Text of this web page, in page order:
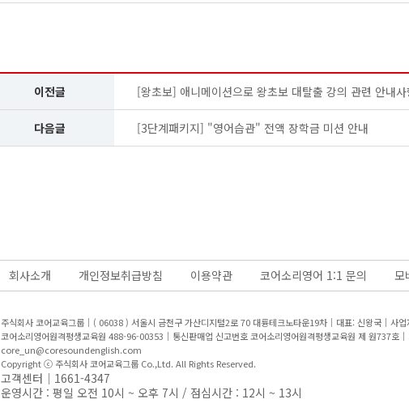
이전글 [왕초보] 애니메이션으로 왕초보 대탈출 강의 관련 안내
다음글 [3단계패키지] "영어습관" 전액 장학금 미션 안내
회사소개 개인정보취급방침 이용약관 코어소리영어 1:1 문의 모
주식회사 코어교육그룹｜( 06038 ) 서울시 금천구 가산디지털2로 70 대륭테크노타운19차｜대표: 신왕국｜ 사
코어소리영어원격평생교육원 488-96-00353｜통신판매업 신고번호 코어소리영어원격평생교육원 제 원737
core_un@coresoundenglish.com
Copyright ⓒ 주식회사 코어교육그룹 Co.,Ltd. All Rights Reserved.
고객센터｜1661-4347
운영시간 : 평일 오전 10시 ~ 오후 7시 / 점심시간 : 12시 ~ 13시